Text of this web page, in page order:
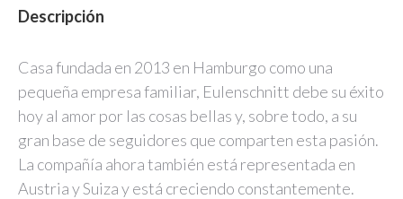
Descripción
Casa fundada en 2013 en Hamburgo como una
pequeña empresa familiar, Eulenschnitt debe su éxito
hoy al amor por las cosas bellas y, sobre todo, a su
gran base de seguidores que comparten esta pasión.
La compañía ahora también está representada en
Austria y Suiza y está creciendo constantemente.